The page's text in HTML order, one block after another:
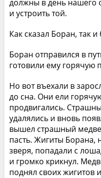
должны в день нашего
и устроить той.
Как сказал Боран, так
Боран отправился в
готовили ему горячую
Но вот въехали в
до сна. Они ели
продвигались.
удалялись и вновь
вышел страшный
пасть. Жигиты Борана,
зверя, попадали с
и громко крикнул.
поднял своих жигитов